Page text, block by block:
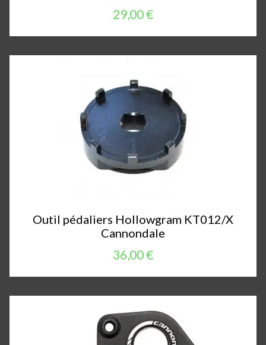
29,00 €
Outil pédaliers Hollowgram KT012/X
Cannondale
36,00 €